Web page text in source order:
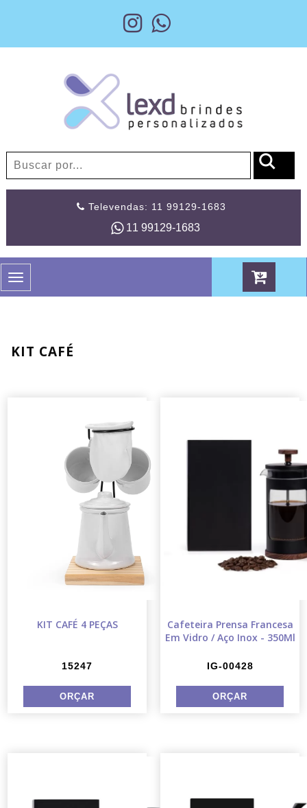
Televendas: 11 99129-1683
11 99129-1683
Toggle
navigation
KIT CAFÉ
KIT CAFÉ 4 PEÇAS
15247
Cafeteira Prensa Francesa
Em Vidro / Aço Inox - 350Ml
IG-00428